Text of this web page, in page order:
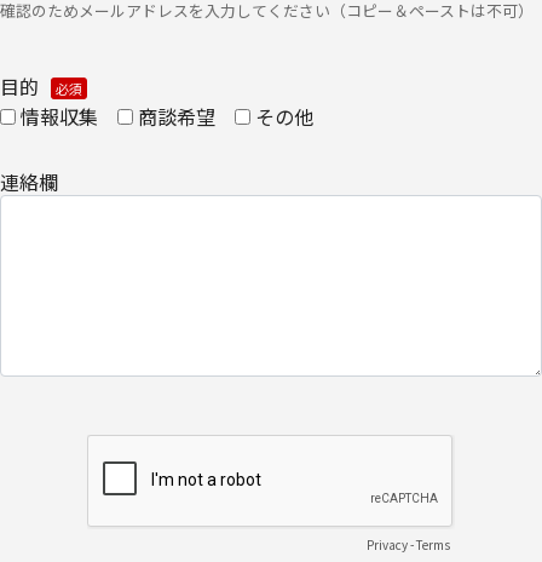
続きの詳細については、以下をご参照ください。
【安全対策に関して】
SSL（Secure Sockets Layer）による個人情報の暗号化またはこれ
キヤノンITソリューションズ株式会社
確認のためメールアドレスを入力してください（コピー＆ペーストは不可）
目的
情報収集
商談希望 その他
連絡欄
Privacy-Terms